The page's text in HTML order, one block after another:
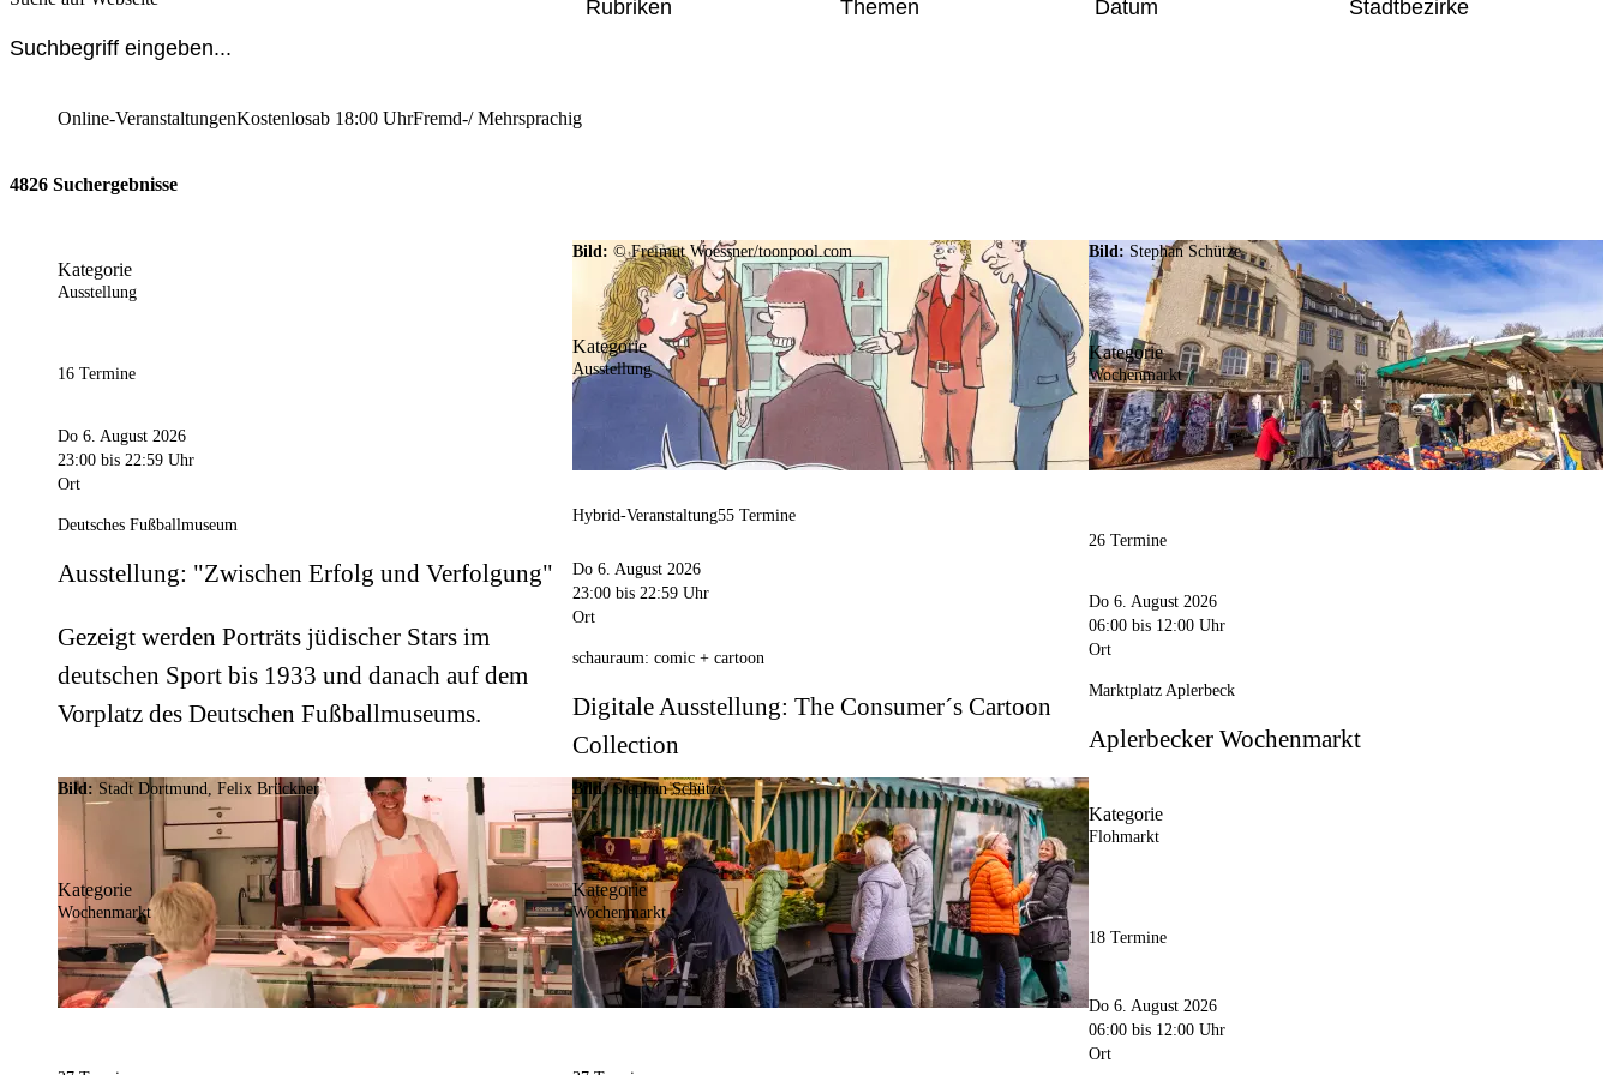
Rubriken Themen Datum Stadtbezirke
Online-VeranstaltungenKostenlosab 18:00 UhrFremd-/ Mehrsprachig
4826 Suchergebnisse
Kategorie
Ausstellung
16 Termine
Do 6. August 2026
23:00 bis 22:59 Uhr
Ort
Deutsches Fußballmuseum
Ausstellung: "Zwischen Erfolg und Verfolgung"
Gezeigt werden Porträts jüdischer Stars im
deutschen Sport bis 1933 und danach auf dem
Vorplatz des Deutschen Fußballmuseums.
Bild:© Freimut Woessner/toonpool.com
Kategorie
Ausstellung
Hybrid-Veranstaltung55 Termine
Do 6. August 2026
23:00 bis 22:59 Uhr
Ort
schauraum: comic + cartoon
Digitale Ausstellung: The Consumer´s Cartoon
Collection
Bild: Stephan Schütze
Kategorie
Wochenmarkt
26 Termine
Do 6. August 2026
06:00bis 12:00 Uhr
Ort
Marktplatz Aplerbeck
Aplerbecker Wochenmarkt
Bild: Stadt Dortmund, Felix Brückner
Kategorie
Wochenmarkt
Bild:Stephan Schütze
Kategorie
Wochenmarkt
Kategorie
Flohmarkt
18 Termine
Do 6. August 2026
06:00bis 12:00 Uhr
Ort